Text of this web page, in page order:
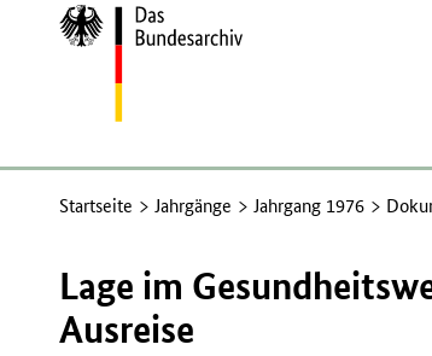
Zur
Startseite
Startseite Jahrgänge Jahrgang 1976
Lage im
Ausreise